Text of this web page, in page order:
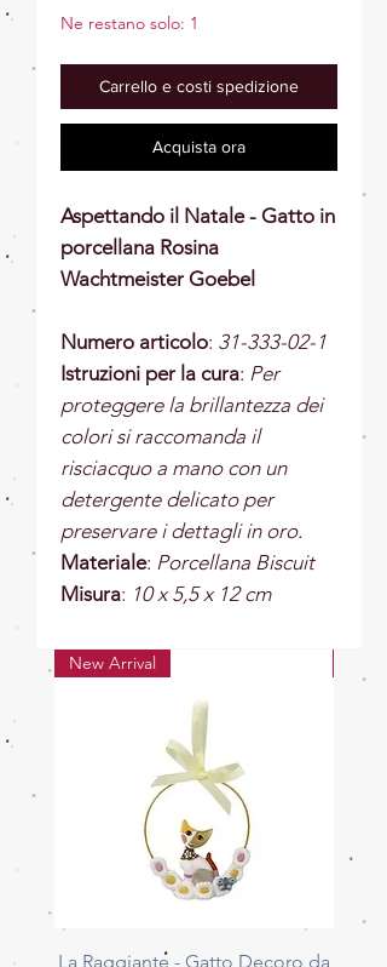
Ne restano solo: 1
Carrello e costi spedizione
Acquista ora
Aspettando il Natale - Gatto in
porcellana Rosina
Wachtmeister Goebel
Numero articolo: 31-333-02-1
Istruzioni per la cura: Per
proteggere la brillantezza dei
colori si raccomanda il
risciacquo a mano con un
detergente delicato per
preservare i dettagli in oro.
Materiale: Porcellana Biscuit
Misura: 10x 5,5 x 12 cm
New Arrival
La Raggiante - Gatto Decoro da